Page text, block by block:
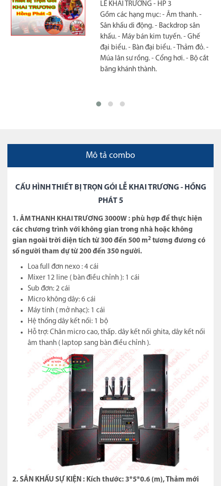
LỄ KHAI TRƯƠNG - HP 2
Gồm các hạng mục: - Âm thanh. -
Sân khấu di động. - Backdrop sân
khấu. - Cổng bong bóng - Ghế đại
biểu. - Thảm đỏ sự kiện. - Múa lân sư
rồng.
Mô tả combo
CẤU HÌNH THIẾT BỊ TRỌN GÓI LỄ KHAI TRƯƠNG - HỒNG
PHÁT 5
1. ÂM THANH KHAI TRƯƠNG 3000W : phù hợp để thực hiện
các chương trình với không gian trong nhà hoặc không
gian ngoài trời diện tích từ 300 đến 500 m2 tương đương có
số người tham dự từ 200 đến 350 người.
Loa full đơn nexo : 4 cái
Mixer 12 line ( bàn điều chỉnh ): 1 cái
Sub đơn: 2 cái
Micro không dây: 6 cái
Máy tính ( mở nhạc): 1 cái
Hệ thống dây kết nối: 1 bộ
Hỗ trợ: Chân micro cao, thấp. dây kết nối ghita, dây kết nối
âm thanh ( laptop sang bàn điều chỉnh ).
2. SÂN KHẤU SỰ KIỆN : Kích thước: 3*5*0.6 (m), Thảm mới